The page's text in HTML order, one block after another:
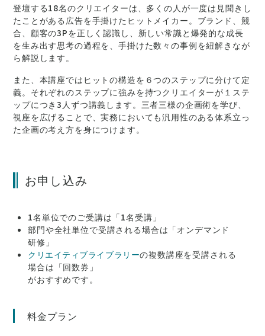
登壇する18名のクリエイターは、多くの人が一度は見聞きし
たことがある広告を手掛けたヒットメイカー。ブランド、競
合、顧客の3Pを正しく認識し、新しい常識と爆発的な成長
を生み出す思考の過程を、手掛けた数々の事例を紐解きなが
ら解説します。
また、本講座ではヒットの構造を６つのステップに分けて定
義。それぞれのステップに強みを持つクリエイターが１ステ
ップにつき3人ずつ講義します。三者三様の企画術を学び、
視座を広げることで、実務においても汎用性のある体系立っ
た企画の考え方を身につけます。
お申し込み
1名単位でのご受講は「1名受講」
部門や全社単位で受講される場合は「オンデマンド
研修」
クリエイティブライブラリーの複数講座を受講される
場合は「回数券」
がおすすめです。
料金プラン